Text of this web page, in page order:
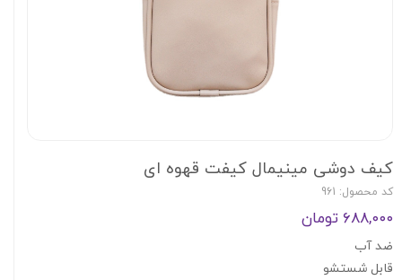
کیف دوشی مینیمال کیفت قهوه ای
کد محصول: 961
۶۸۸,۰۰۰ تومان
ضد آب
قابل شستشو